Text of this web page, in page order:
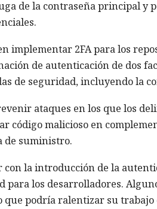
de la contraseña principal y
implementar 2FA para los
de autenticación de dos
de seguridad, incluyendo la
ataques en los que los
código malicioso en
de suministro.
la introducción de la
para los desarrolladores.
que podría ralentizar su